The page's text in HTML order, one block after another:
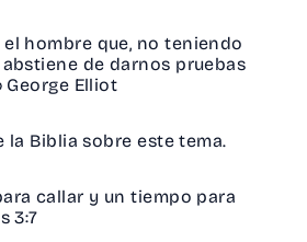
hombre que, no teniendo
de darnos pruebas
George Elliot
la Biblia sobre este tema.
callar y un tiempo para
3:7